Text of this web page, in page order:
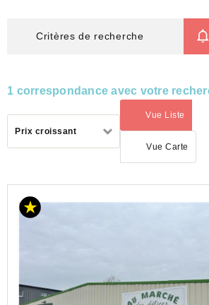
Critères de recherche
1 correspondance avec votre
Prix croissant
Vue Liste
(activé)
Vue Carte
LOCATION
COMMERCE
WARMERIVILLE
(51110)